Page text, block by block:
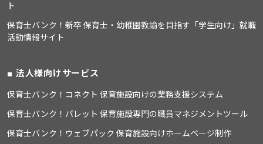
ト
保育士バンク！新卒 保育士・幼稚園教諭を目指す「学生向け」就職
活動情報サイト
法人様向けサービス
保育士バンク！コネクト 保育施設向けの業務支援システム
保育士バンク！パレット 保育施設専門の職員マネジメントツール
保育士バンク！ウェブパック 保育施設向けホームページ制作